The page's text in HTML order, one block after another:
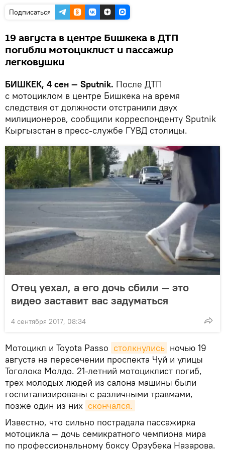
Подписаться
19 августа в центре Бишкека в ДТП
погибли мотоциклист и пассажир
легковушки
БИШКЕК, 4 сен — Sputnik. После ДТП
с мотоциклом в центре Бишкека на время
следствия от должности отстранили двух
милиционеров, сообщили корреспонденту Sputnik
Кыргызстан в пресс-службе ГУВД столицы.
Отец уехал, а его дочь сбили — это
видео заставит вас задуматься
4 сентября 2017, 08:34
Мотоцикл и Toyota Passo столкнулись ночью 19
августа на пересечении проспекта Чуй и улицы
Тоголока Молдо. 21-летний мотоциклист погиб,
трех молодых людей из салона машины были
госпитализированы с различными травмами,
позже один из них скончался.
Известно, что сильно пострадала пассажирка
мотоцикла — дочь семикратного чемпиона мира
по профессиональному боксу Орзубека Назарова.